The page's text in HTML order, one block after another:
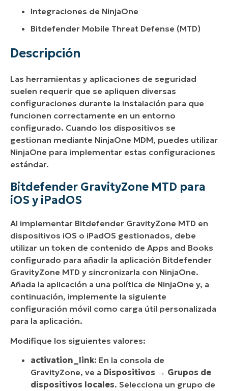
Integraciones de NinjaOne
Bitdefender Mobile Threat Defense (MTD)
Descripción
Las herramientas y aplicaciones de seguridad
suelen requerir que se apliquen diversas
configuraciones durante la instalación para que
funcionen correctamente en un entorno
configurado. Cuando los dispositivos se
gestionan mediante NinjaOne MDM, puedes utilizar
NinjaOne para implementar estas configuraciones
estándar.
Bitdefender GravityZone MTD para
iOS y iPadOS
Al implementar Bitdefender GravityZone MTD en
dispositivos iOS o iPadOS gestionados, debe
utilizar un token de contenido de Apps and Books
configurado para añadir la aplicación Bitdefender
GravityZone MTD y sincronizarla con NinjaOne.
Añada la aplicación a una política de NinjaOne y, a
continuación, implemente la siguiente
configuración móvil como carga útil personalizada
para la aplicación.
Modifique los siguientes valores:
activation_link: En la consola de
GravityZone, ve a Dispositivos → Grupos de
dispositivos locales. Selecciona un grupo de